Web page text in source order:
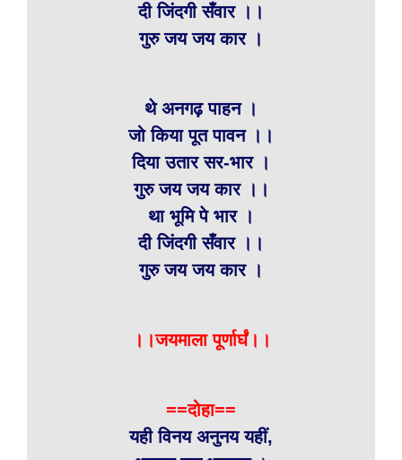
दी जिंदगी सँवार ।।
गुरु जय जय कार ।
थे अनगढ़ पाहन ।
जो किया पूत पावन ।।
दिया उतार सर-भार ।
गुरु जय जय कार ।।
था भूमि पे भार ।
दी जिंदगी सँवार ।।
गुरु जय जय कार ।
।।जयमाला पूर्णार्घं।।
==दोहा==
यही विनय अनुनय यहीं,